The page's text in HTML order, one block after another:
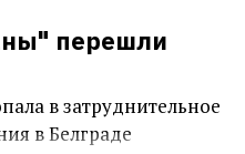
перешли
в затруднительное
в Белграде